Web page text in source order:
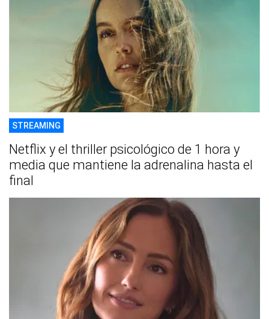
STREAMING
Netflix y el thriller psicológico de 1 hora y
media que mantiene la adrenalina hasta el
final